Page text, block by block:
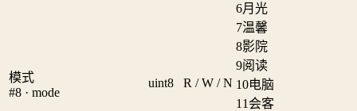
模式
#8 · mode
uint8 R / W / N
6月光
7温馨
8影院
9阅读
10电脑
11 会客